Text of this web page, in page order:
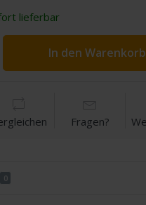
lieferbar
In den Warenkorb
Fragen?
0